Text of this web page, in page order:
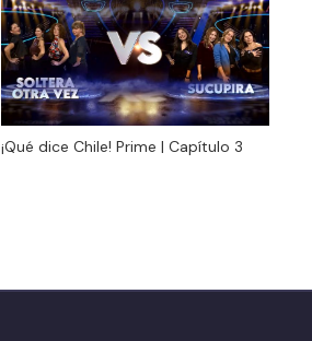
¡Qué dice Chile! Prime | Capítulo 3